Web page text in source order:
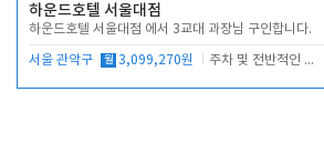
하운드호텔 서울대점
하운드호텔 서울대점 에서 3교대 과장님 구인합니다.
서울 관악구 월 3,099,270원 주차 및 전반적인 당번업무